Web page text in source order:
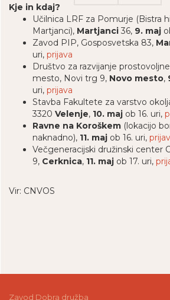
Kje in kdaj?
Učilnica LRF za Pomurje (Bistra
Martjanci), Martjanci 36, 9. maj
Zavod PIP, Gosposvetska 83,
uri, prijava
Društvo za razvijanje
mesto, Novi trg 9, Novo mesto,
uri, prijava
Stavba Fakultete za varstvo
3320 Velenje, 10. maj ob 16. uri,
Ravne na Koroškem (lokacijo
naknadno), 11. maj ob 16. uri,
Večgeneracijski družinski center
9, Cerknica, 11. maj ob 17. uri,
Vir: CNVOS
Zavod Dobra družba